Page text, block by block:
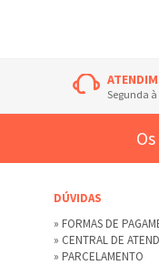
Segunda à
DÚVIDAS
» FORMAS DE
» CENTRAL DE
» PARCELAMENTO